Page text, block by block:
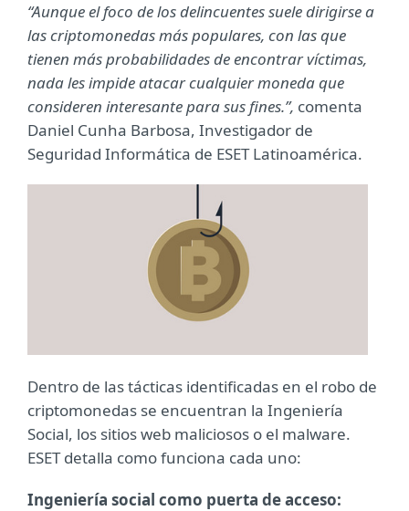
“Aunque el foco de los delincuentes suele dirigirse a
las criptomonedas más populares, con las que
tienen más probabilidades de encontrar víctimas,
nada les impide atacar cualquier moneda que
consideren interesante para sus fines.”, comenta
Daniel Cunha Barbosa, Investigador de
Seguridad Informática de ESET Latinoamérica.
Dentro de las tácticas identificadas en el robo de
criptomonedas se encuentran la Ingeniería
Social, los sitios web maliciosos o el malware.
ESET detalla como funciona cada uno:
Ingeniería social como puerta de acceso: